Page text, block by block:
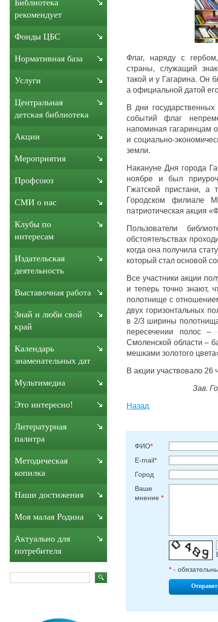
Флаг, наряду с
страны, служащий
такой и у Гагарина. Он
а официальной датой
В дни
событий флаг
напоминая гагаринцам
и социально-
земли.
Накануне Дня города
ноябре и был
Гжатской пристани,
Городском филиале
патриотическая акция
Пользователи
обстоятельствах
когда она получила
который стал основой
Все участники акции
и теперь точно знают,
полотнище с
двух горизонтальных
в 2/3 ширины
пересечении полос –
Смоленской области –
мешками золотого
В акции участвовало 26
Зав.
Назад
ФИО*
E-mail*
Город
Ваше
мнение *
* -
Библиотека
рекомендует
Фонды ЦБС
Нормативная база
Услуги
Центральная
детская библиотека
Акции
Мероприятия
Профсоюз
СМИ о нас
Клубы по
интересам
Издательская
деятельность
Выставочная работа
Знай и люби свой
край
Календарь
знаменательных дат
Мультимедиа
Это интересно!
Литературная
палитра
Методическая
копилка
Наши достижения
Моя малая Родина
Актуально для
потребителя